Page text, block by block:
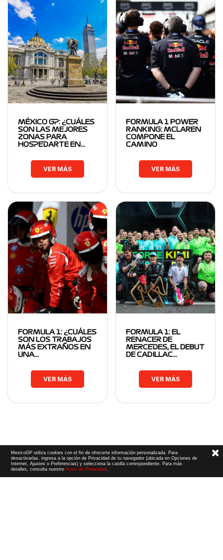
MÉXICO GP: ¿CUÁLES
SON LAS MEJORES
ZONAS PARA
HOSPEDARTE EN…
VER MÁS
FORMULA 1 POWER
RANKING: MCLAREN
COMPONE EL
CAMINO
VER MÁS
FORMULA 1: ¿CUÁLES
SON LOS TRABAJOS
MÁS EXTRAÑOS EN
UNA…
VER MÁS
FORMULA 1: EL
RENACER DE
MERCEDES, EL DEBUT
DE CADILLAC…
VER MÁS
MexicoGP utiliza cookies con el fin de ofrecerte información personalizada. Para
desactivarlas, ingresa a la opción de Privacidad de tu navegador (ubicada en Opciones de
Internet, Ajustes o Preferencias) y selecciona la casilla correspondiente. Para más
detalles, consulta nuestroAviso de Privacidad.